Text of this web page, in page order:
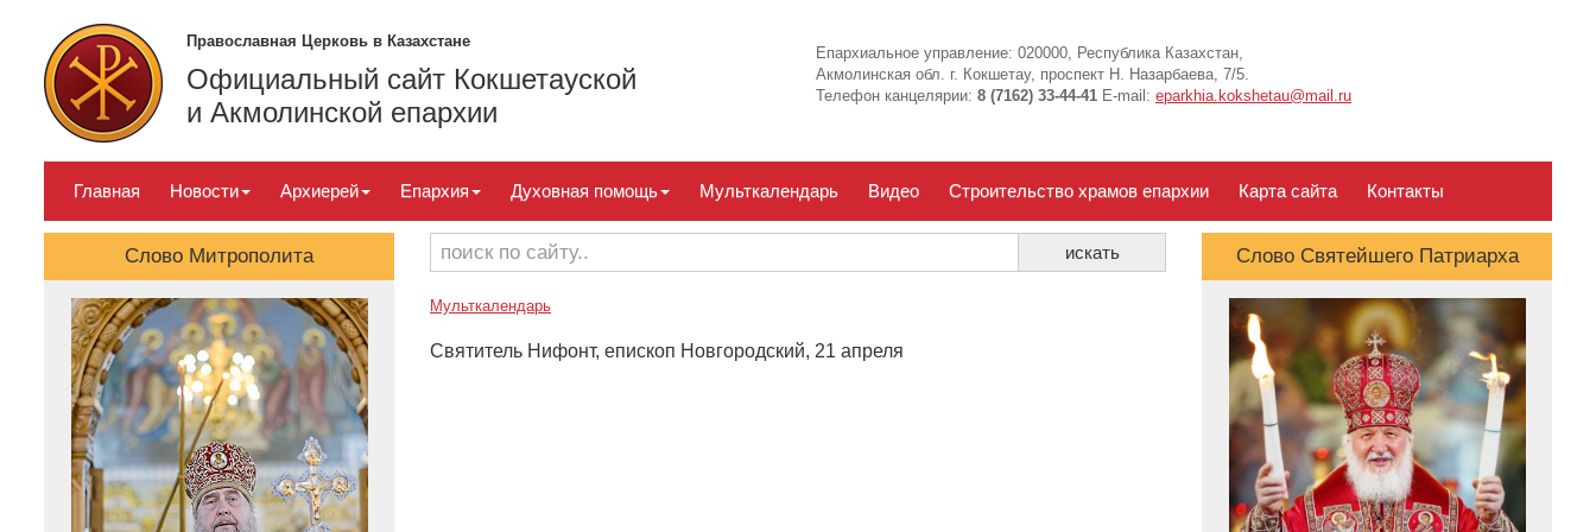
Православная Церковь в Казахстане
Официальный сайт Кокшетауской
и Акмолинской епархии
Епархиальное управление: 020000, Республика Казахстан,
Акмолинская обл. г. Кокшетау, проспект Н. Назарбаева, 7/5.
Телефон канцелярии: 8 (7162) 33-44-41 E-mail: eparkhia.kokshetau@mail.ru
Главная Новости Архиерей Епархия Духовная помощь Мульткалендарь Видео Строительство храмов епархии Карта сайта Контакты
Слово Митрополита
Мульткалендарь
Святитель Нифонт, епископ Новгородский, 21 апреля
Слово Святейшего Патриарха